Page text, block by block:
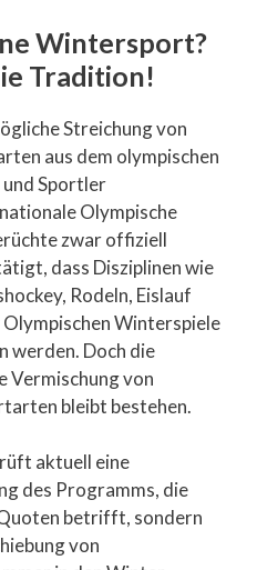
Wintersport?
Tradition!
Streichung von
aus dem olympischen
und Sportler
Olympische
zwar offiziell
dass Disziplinen wie
Rodeln, Eislauf
Winterspiele
werden. Doch die
Vermischung von
bleibt bestehen.
aktuell eine
des Programms, die
betrifft, sondern
von